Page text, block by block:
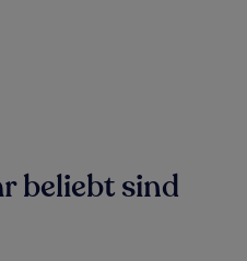
beliebt sind